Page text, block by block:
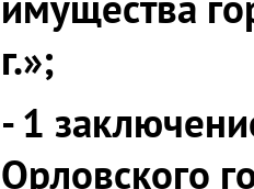
г.»;
- 1
Орловского